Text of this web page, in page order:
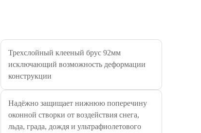
Трехслойный клееный брус 92мм
исключающий возможность деформации
конструкции
Надёжно защищает нижнюю поперечину
оконной створки от воздействия снега,
льда, града, дождя и ультрафиолетового